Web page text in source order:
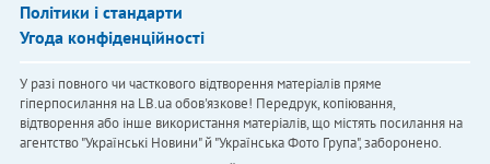
Політики і стандарти
Угода конфіденційності
У разі повного чи часткового відтворення матеріалів пряме
гіперпосилання на LB.ua обов'язкове! Передрук, копіювання,
відтворення або інше використання матеріалів, що містять посилання на
агентство "Українськi Новини" й "Українська Фото Група", заборонено.